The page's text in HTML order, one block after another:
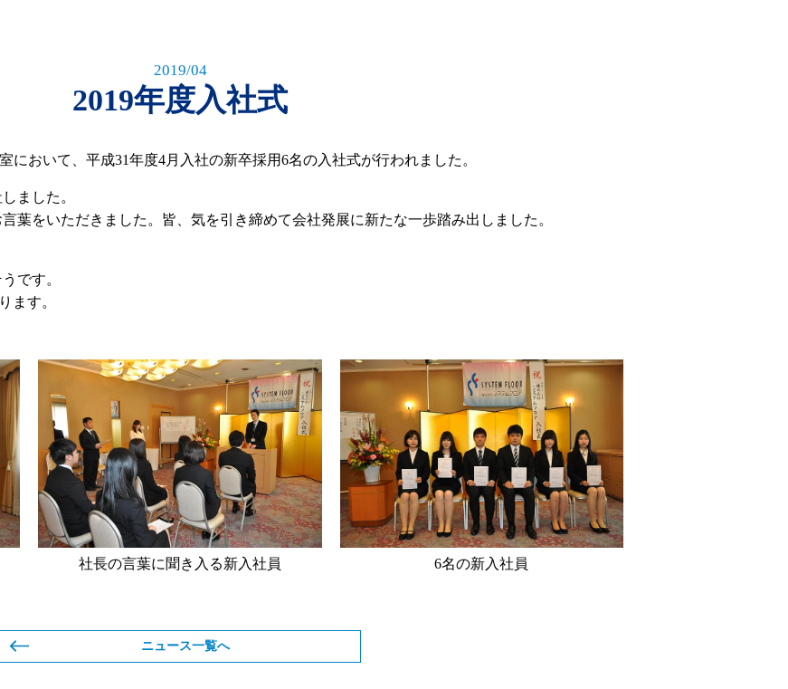
2019/04
2019年度入社式
において、平成31年度4月入社の新卒採用6名の入社式が行われました。
ました。
葉をいただきました。皆、気を引き締めて会社発展に新たな一歩踏み出しました。
です。
ます。
社長の言葉に聞き入る新入社員 6名の新入社員
ニュース一覧へ